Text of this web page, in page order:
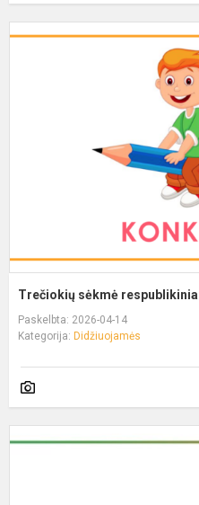
Trečiokių sėkmė
Paskelbta: 2026-04-14
Kategorija: Didžiuojamės